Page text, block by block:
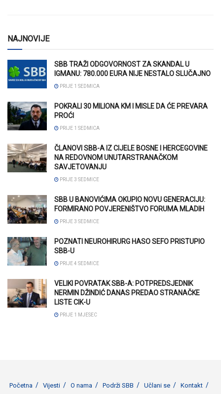
NAJNOVIJE
SBB TRAŽI ODGOVORNOST ZA SKANDAL U
IGMANU: 780.000 EURA NIJE NESTALO SLUČAJNO
PRIJE 1 SEDMICA
POKRALI 30 MILIONA KM I MISLE DA ĆE PREVARA
PROĆI
PRIJE 1 SEDMICA
ČLANOVI SBB-A IZ CIJELE BOSNE I HERCEGOVINE
NA REDOVNOM UNUTARSTRANAČKOM
SAVJETOVANJU
PRIJE 3 SEDMICE
SBB U BANOVIĆIMA OKUPIO NOVU GENERACIJU:
FORMIRANO POVJERENIŠTVO FORUMA MLADIH
PRIJE 3 SEDMICE
POZNATI NEUROHIRURG HASO SEFO PRISTUPIO
SBB-U
PRIJE 4 SEDMICE
VELIKI POVRATAK SBB-A: POTPREDSJEDNIK
NERMIN DŽINDIĆ DANAS PREDAO STRANAČKE
LISTE CIK-U
PRIJE 1 MJESEC
Početna Vijesti O nama Podrži SBB Učlani se
Kontakt